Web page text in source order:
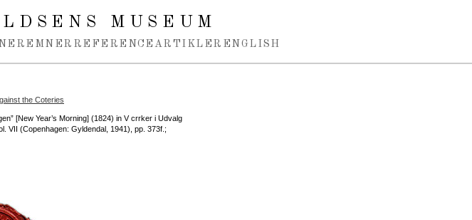
MUSEUM
EMNER REFERENCEARTIKLER ENGLISH
the Coteries
[New Year’s Morning] (1824) in V crrker i Udvalg
VII (Copenhagen: Gyldendal, 1941), pp. 373f.;